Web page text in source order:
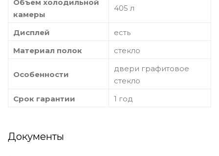
Объем холодильной
камеры
405 л
Дисплей
есть
Материал полок
стекло
Особенности
двери графитовое
стекло
Срок гарантии
1 год
Документы